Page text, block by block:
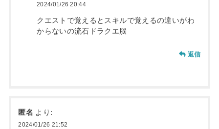
2024/01/26 20:44
クエストで覚えるとスキルで覚えるの違いがわ
からないの流石ドラクエ脳
返信
匿名 より:
2024/01/26 21:52